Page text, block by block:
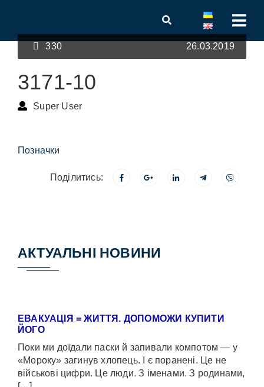
330 26.03.2019
3171-10
Super User
Позначки
Поділитись:
АКТУАЛЬНІ НОВИНИ
ЕВАКУАЦІЯ = ЖИТТЯ. ДОПОМОЖИ КУПИТИ
ЙОГО
Поки ми доїдали паски й запивали компотом — у
«Мороку» загинув хлопець. І є поранені. Це не
військові цифри. Це люди. З іменами. З родинами,